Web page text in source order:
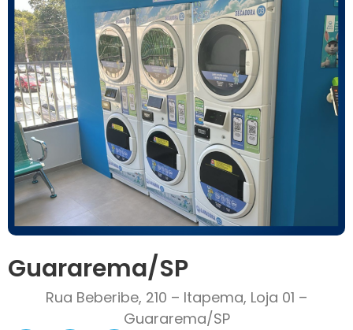
Guararema/SP
Rua Beberibe, 210 – Itapema, Loja 01 –
Guararema/SP